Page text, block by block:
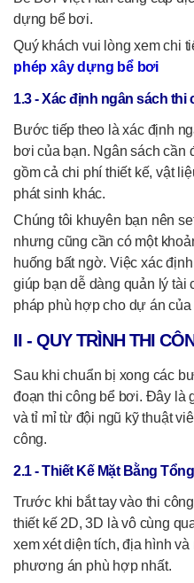
dựng bể bơi.
Quý khách vui lòng xem chi
phép xây dựng bể bơi
1.3 - Xác định ngân sách thi
Bước tiếp theo là xác định
bơi của bạn. Ngân sách cần
gồm cả chi phí thiết kế, vật
phát sinh khác.
Chúng tôi khuyên bạn nên
nhưng cũng cần có một
huống bất ngờ. Việc xác
giúp bạn dễ dàng quản lý
pháp phù hợp cho dự án của
II - QUY TRÌNH THI
Sau khi chuẩn bị xong các
đoạn thi công bể bơi. Đây là
và tỉ mỉ từ đội ngũ kỹ thuật
công.
2.1- Thiết Kế Mặt Bằng
Trước khi bắt tay vào thi
thiết kế 2D, 3D là vô cùng
xem xét diện tích, địa hình
phương án phù hợp nhất.